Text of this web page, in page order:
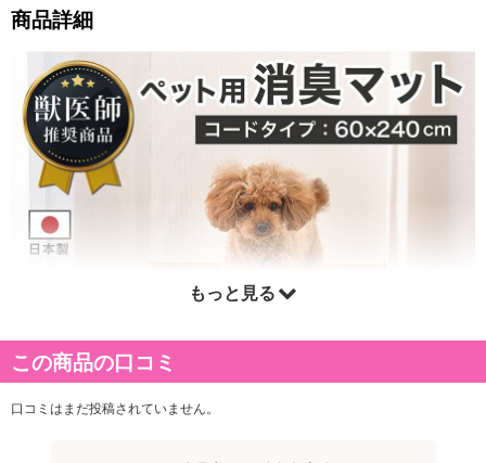
商品詳細
もっと見る
この商品の口コミ
口コミはまだ投稿されていません。